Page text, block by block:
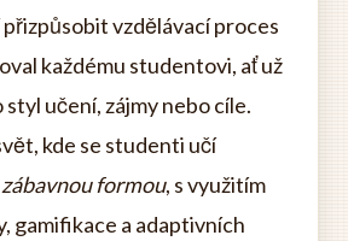
vzdělávací proces
každému studentovi, ať už
styl učení, zájmy nebo cíle.
kde se studenti učí
formou, s využitím
gamifikace a adaptivních